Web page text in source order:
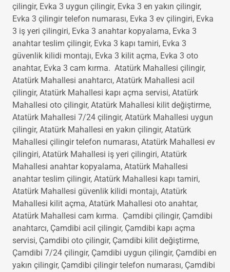
Evka 3 oto çilingir, Evka 3 kilit değiştirme, Evka 3 7/24
çilingir, Evka 3 uygun çilingir, Evka 3 en yakın çilingir,
Evka 3 çilingir telefon numarası, Evka 3 ev çilingiri, Evka
3 iş yeri çilingiri, Evka 3 anahtar kopyalama, Evka 3
anahtar teslim çilingir, Evka 3 kapı tamiri, Evka 3
güvenlik kilidi montajı, Evka 3 kilit açma, Evka 3 oto
anahtar, Evka 3 cam kırma. Atatürk Mahallesi çilingir,
Atatürk Mahallesi anahtarcı, Atatürk Mahallesi acil
çilingir, Atatürk Mahallesi kapı açma servisi, Atatürk
Mahallesi oto çilingir, Atatürk Mahallesi kilit değiştirme,
Atatürk Mahallesi 7/24 çilingir, Atatürk Mahallesi uygun
çilingir, Atatürk Mahallesi en yakın çilingir, Atatürk
Mahallesi çilingir telefon numarası, Atatürk Mahallesi ev
çilingiri, Atatürk Mahallesi iş yeri çilingiri, Atatürk
Mahallesi anahtar kopyalama, Atatürk Mahallesi
anahtar teslim çilingir, Atatürk Mahallesi kapı tamiri,
Atatürk Mahallesi güvenlik kilidi montajı, Atatürk
Mahallesi kilit açma, Atatürk Mahallesi oto anahtar,
Atatürk Mahallesi cam kırma. Çamdibi çilingir, Çamdibi
anahtarcı, Çamdibi acil çilingir, Çamdibi kapı açma
servisi, Çamdibi oto çilingir, Çamdibi kilit değiştirme,
Çamdibi 7/24 çilingir, Çamdibi uygun çilingir, Çamdibi en